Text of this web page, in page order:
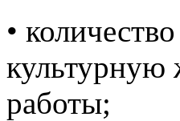
•
культурную
работы;